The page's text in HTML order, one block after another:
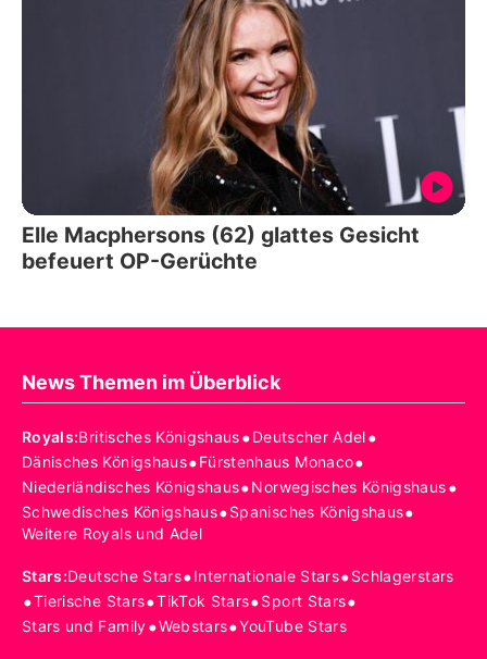
Elle Macphersons (62) glattes Gesicht
befeuert OP-Gerüchte
News Themen im Überblick
Royals:Britisches Königshaus•Deutscher Adel•
Dänisches Königshaus•Fürstenhaus Monaco•
Niederländisches Königshaus•Norwegisches Königshaus•
Schwedisches Königshaus•Spanisches Königshaus•
Weitere Royals und Adel
Stars:Deutsche Stars•Internationale Stars•Schlagerstars
•Tierische Stars•TikTok Stars•Sport Stars•
Stars und Family•Webstars•YouTube Stars